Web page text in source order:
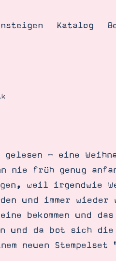
Katalog
- eine
nie früh genug
weil irgendwie
und immer
bekommen und
da bot sich die
neuen